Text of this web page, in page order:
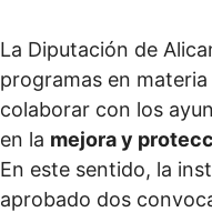
La Diputación de
programas en
colaborar con los
en la mejora y
En este sentido, la
aprobado dos